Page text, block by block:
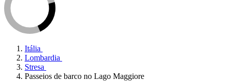
Itália
Lombardia
Stresa
Passeios de barco no Lago Maggiore